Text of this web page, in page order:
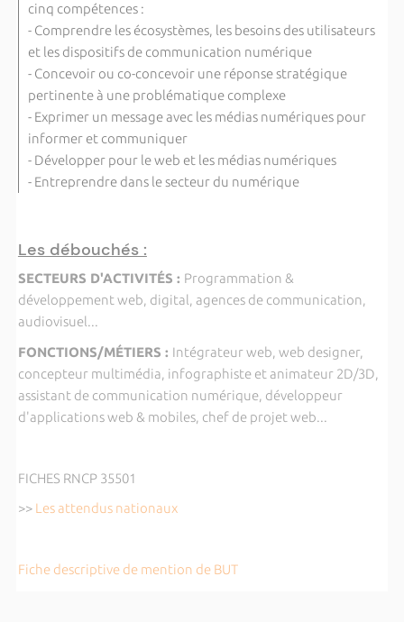
cinq compétences :
- Comprendre les écosystèmes, les besoins des utilisateurs
et les dispositifs de communication numérique
- Concevoir ou co-concevoir une réponse stratégique
pertinente à une problématique complexe
- Exprimer un message avec les médias numériques pour
informer et communiquer
- Développer pour le web et les médias numériques
- Entreprendre dans le secteur du numérique
Les débouchés :
SECTEURS D'ACTIVITÉS : Programmation &
développement web, digital, agences de communication,
audiovisuel...
FONCTIONS/MÉTIERS : Intégrateur web, web designer,
concepteur multimédia, infographiste et animateur 2D/3D,
assistant de communication numérique, développeur
d'applications web & mobiles, chef de projet web...
FICHES RNCP 35501
>> Les attendus nationaux
Fiche descriptive de mention de BUT